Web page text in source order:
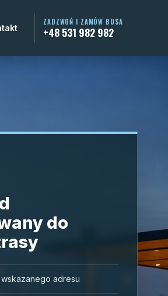
ZADZWOŃ I ZAMÓW BUSA
+48 531 982 982
do
adresu